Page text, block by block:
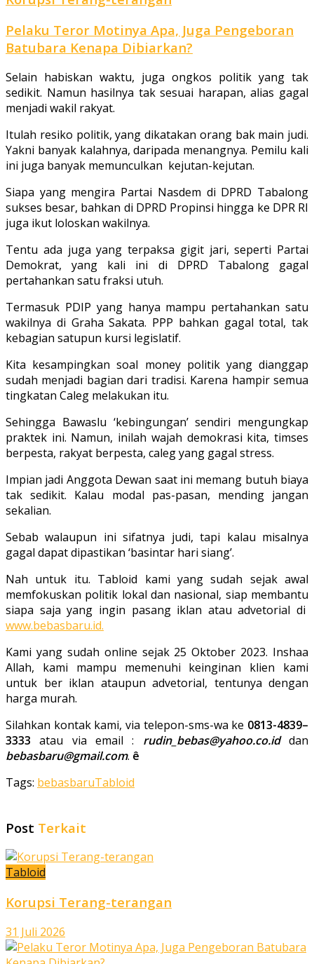
Pelaku Teror Motinya Apa, Juga Pengeboran
Batubara Kenapa Dibiarkan?
Selain habiskan waktu, juga ongkos politik yang tak
sedikit. Namun hasilnya tak sesuai harapan, alias gagal
menjadi wakil rakyat.
Itulah resiko politik, yang dikatakan orang bak main judi.
Yakni banyak kalahnya, daripada menangnya. Pemilu kali
ini juga banyak memunculkan kejutan-kejutan.
Siapa yang mengira Partai Nasdem di DPRD Tabalong
sukses besar, bahkan di DPRD Propinsi hingga ke DPR RI
juga ikut loloskan wakilnya.
Tentu ada juga yang terpaksa gigit jari, seperti Partai
Demokrat, yang kali ini di DPRD Tabalong gagal
pertahankan satu fraksi utuh.
Termasuk PDIP yang hanya mampu pertahankan satu
wakilnya di Graha Sakata. PPP bahkan gagal total, tak
kebagian satupun kursi legislatif.
Kita kesampingkan soal money politik yang dianggap
sudah menjadi bagian dari tradisi. Karena hampir semua
tingkatan Caleg melakukan itu.
Sehingga Bawaslu ‘kebingungan’ sendiri mengungkap
praktek ini. Namun, inilah wajah demokrasi kita, timses
berpesta, rakyat berpesta, caleg yang gagal stress.
Impian jadi Anggota Dewan saat ini memang butuh biaya
tak sedikit. Kalau modal pas-pasan, mending jangan
sekalian.
Sebab walaupun ini sifatnya judi, tapi kalau misalnya
gagal dapat dipastikan ‘basintar hari siang’.
Nah untuk itu. Tabloid kami yang sudah sejak awal
memfokuskan politik lokal dan nasional, siap membantu
siapa saja yang ingin pasang iklan atau advetorial di
www.bebasbaru.id.
Kami yang sudah online sejak 25 Oktober 2023. Inshaa
Allah, kami mampu memenuhi keinginan klien kami
untuk ber iklan ataupun advetorial, tentunya dengan
harga murah.
Silahkan kontak kami, via telepon-sms-wa ke 0813-4839–
3333 atau via email : rudin_bebas@yahoo.co.iddan
bebasbaru@gmail.com. ê
Tags: bebasbaruTabloid
Post Terkait
Tabloid
Korupsi Terang-terangan
31 Juli 2026